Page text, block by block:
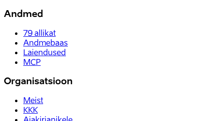
Andmed
79 allikat
Andmebaas
Laiendused
MCP
Organisatsioon
Meist
KKK